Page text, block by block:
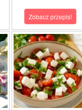
Zobacz przepis!